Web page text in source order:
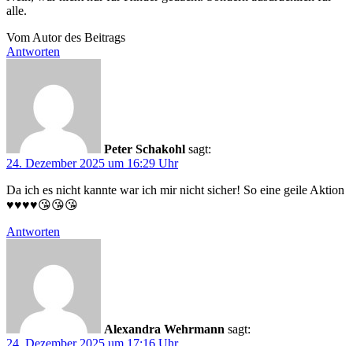
alle.
Vom Autor des Beitrags
Antworten
Peter Schakohl sagt:
24. Dezember 2025 um 16:29 Uhr
Da ich es nicht kannte war ich mir nicht sicher! So eine geile Aktion
♥️♥️♥️♥️😘😘😘
Antworten
Alexandra Wehrmann sagt: